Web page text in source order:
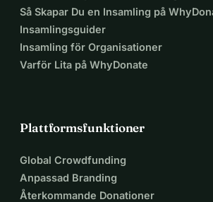
Så Skapar Du en Insamling på
Insamlingsguider
Insamling för Organisationer
Varför Lita på WhyDonate
Plattformsfunktioner
Global Crowdfunding
Anpassad Branding
Återkommande Donationer